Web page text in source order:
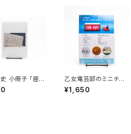
小冊子 「座
乙女電芸部のミニチュ
アON AIRランプキット
¥1,650